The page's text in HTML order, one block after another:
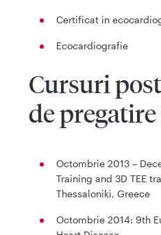
Certificat in
Ecocardiografie
Cursuri
de
Octombrie 2013 –
Training and 3D TEE
Thessaloniki, Greece
Octombrie 2014: 9th